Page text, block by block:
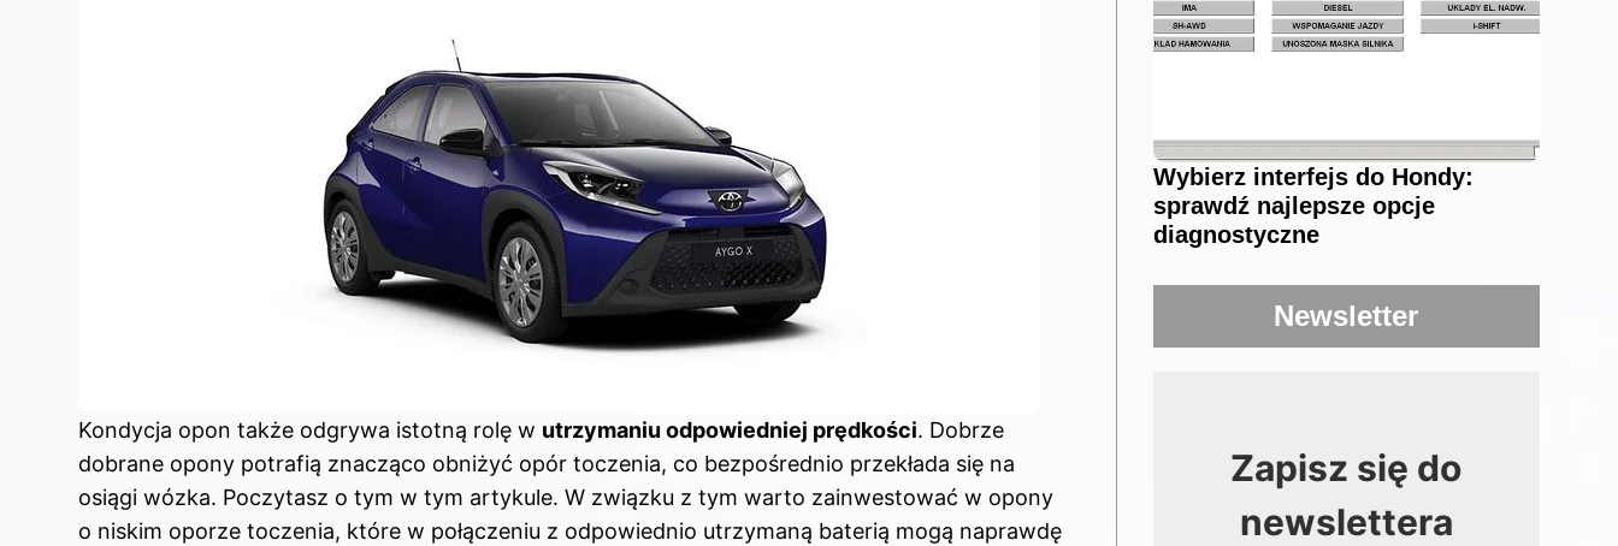
Kondycja opon także odgrywa istotną rolę w utrzymaniu odpowiedniej prędkości. Dobrze
dobrane opony potrafią znacząco obniżyć opór toczenia, co bezpośrednio przekłada się na
osiągi wózka. Poczytasz o tym w tym artykule. W związku z tym warto zainwestować w opony
o niskim oporze toczenia, które w połączeniu z odpowiednio utrzymaną baterią mogą naprawdę
Wybierz interfejs do Hondy:
sprawdź najlepsze opcje
diagnostyczne
Newsletter
Zapisz się do
newslettera